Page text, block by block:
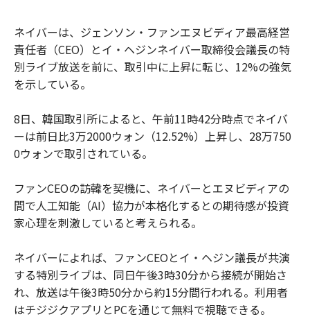
ネイバーは、ジェンソン・ファンエヌビディア最高経営
責任者（CEO）とイ・ヘジンネイバー取締役会議長の特
別ライブ放送を前に、取引中に上昇に転じ、12%の強気
を示している。
8日、韓国取引所によると、午前11時42分時点でネイバ
ーは前日比3万2000ウォン（12.52%）上昇し、28万750
0ウォンで取引されている。
ファンCEOの訪韓を契機に、ネイバーとエヌビディアの
間で人工知能（AI）協力が本格化するとの期待感が投資
家心理を刺激していると考えられる。
ネイバーによれば、ファンCEOとイ・ヘジン議長が共演
する特別ライブは、同日午後3時30分から接続が開始さ
れ、放送は午後3時50分から約15分間行われる。利用者
はチジジクアプリとPCを通じて無料で視聴できる。